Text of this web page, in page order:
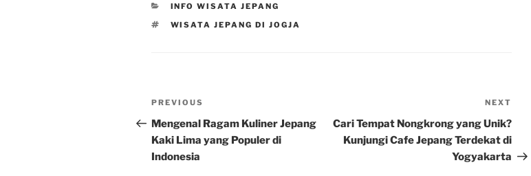
CATEGORIES
INFO WISATA JEPANG
TAGS
WISATA JEPANG DI JOGJA
Post
navigation
Previous
Post
PREVIOUS
Mengenal Ragam Kuliner Jepang
Kaki Lima yang Populer di
Indonesia
Post
NEXT
Cari Tempat Nongkrong yang Unik?
Kunjungi Cafe Jepang Terdekat di
Yogyakarta